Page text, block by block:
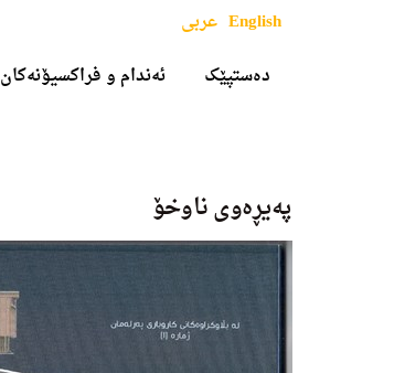
دەستپێک ئەندام و فراکسیۆنەکان
English عربی
پەیڕەوی ناوخۆ